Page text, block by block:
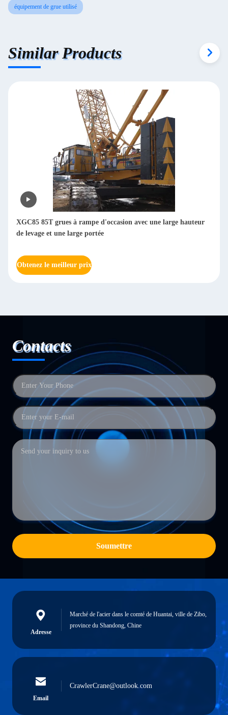
équipement de grue utilisé
Similar Products
XGC85 85T grues à rampe d'occasion avec une large hauteur
de levage et une large portée
Obtenez le meilleur prix
Contacts
Soumettre
Adresse
Marché de l'acier dans le comté de Huantai, ville de Zibo,
province du Shandong, Chine
Email
CrawlerCrane@outlook.com